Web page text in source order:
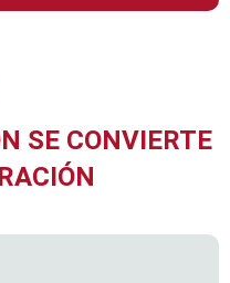
SE CONVIERTE